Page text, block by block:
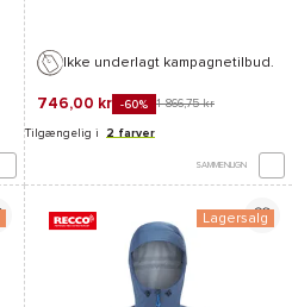
Ikke underlagt kampagnetilbud.
746,00 kr -60% 1 866,75 kr
Tilgængelig i 2 farver
SAMMENLIGN
Lagersalg